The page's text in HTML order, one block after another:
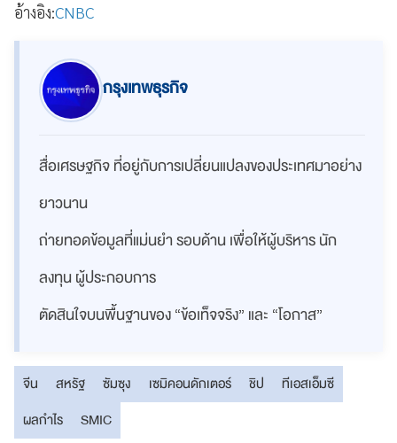
อ้างอิง:CNBC
กรุงเทพธุรกิจ
สื่อเศรษฐกิจ ที่อยู่กับการเปลี่ยนแปลงของประเทศมาอย่าง
ยาวนาน
ถ่ายทอดข้อมูลที่แม่นยำ รอบด้าน เพื่อให้ผู้บริหาร นัก
ลงทุน ผู้ประกอบการ
ตัดสินใจบนพื้นฐานของ “ข้อเท็จจริง” และ “โอกาส”
จีน สหรัฐ ซัมซุง เซมิคอนดักเตอร์ ชิป
ทีเอสเอ็มซี
ผลกำไร
SMIC